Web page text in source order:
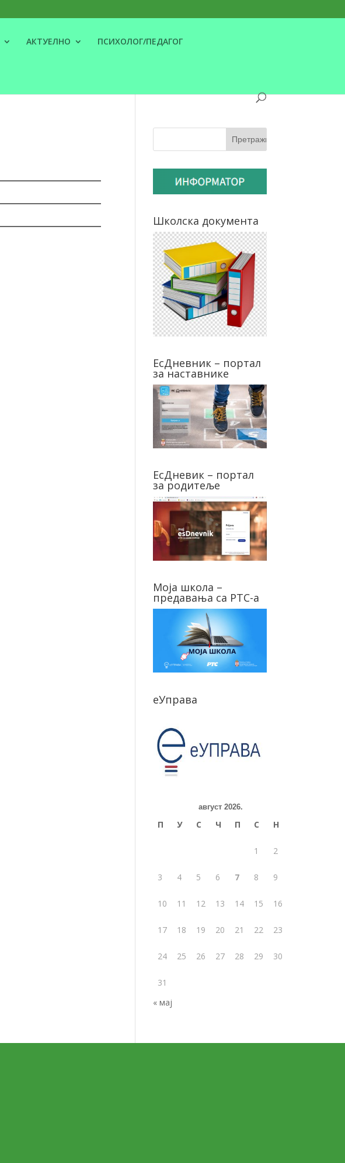
АКТУЕЛНО ПСИХОЛОГ/ПЕДАГОГ
Школска документа
ЕсДневник – портал
за наставнике
ЕсДневик – портал
за родитеље
Моја школа –
предавања са РТС-а
еУправа
август 2026.
П У С Ч П С Н
1 2
3 4 5 6 7 8 9
10 11 12 13 14 15 16
17 18 19 20 21 22 23
24 25 26 27 28 29 30
31
« мај